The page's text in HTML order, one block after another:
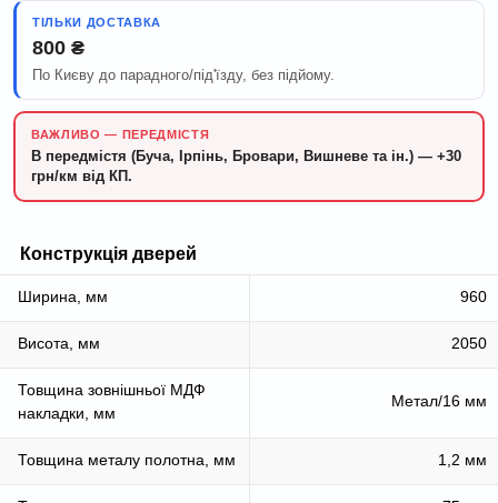
ТІЛЬКИ ДОСТАВКА
800 ₴
По Києву до парадного/під'їзду, без підйому.
ВАЖЛИВО — ПЕРЕДМІСТЯ
В передмістя (Буча, Ірпінь, Бровари, Вишневе та ін.) — +30
грн/км від КП.
Конструкція дверей
Ширина, мм 960
Висота, мм 2050
Товщина зовнішньої МДФ
накладки, мм
Метал/16 мм
Товщина металу полотна, мм 1,2 мм